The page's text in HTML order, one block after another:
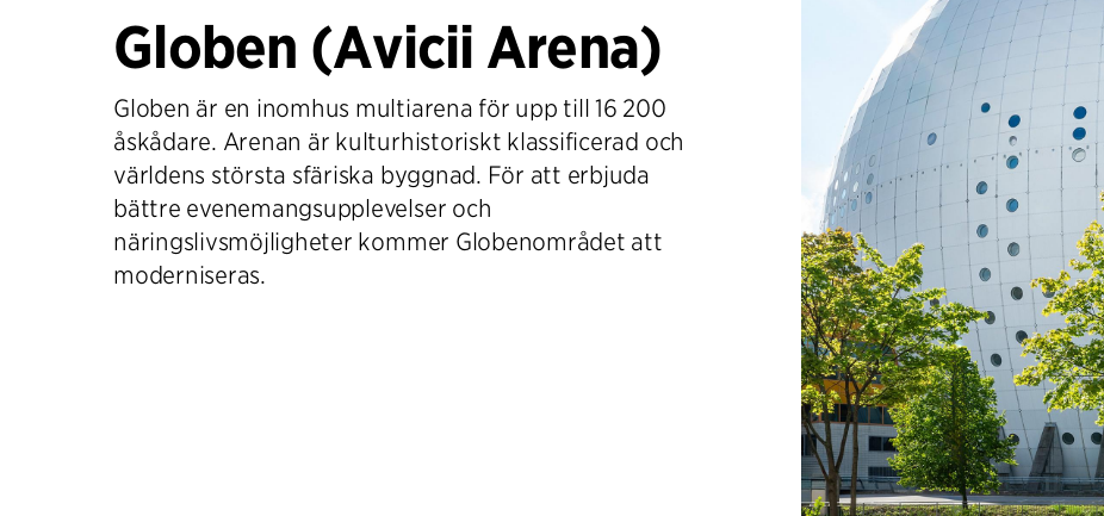
Globen (Avicii Arena)
Globen är en inomhus multiarena för upp till 16 200
åskådare. Arenan är kulturhistoriskt klassificerad och
världens största sfäriska byggnad. För att erbjuda
bättre evenemangsupplevelser och
näringslivsmöjligheter kommer Globenområdet att
moderniseras.